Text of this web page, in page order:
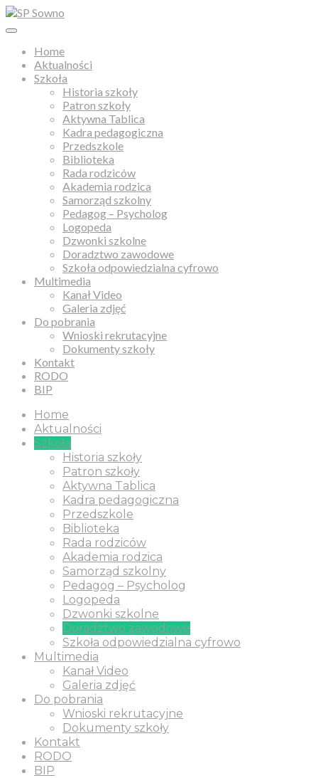
Home
Aktualności
Szkoła
Historia szkoły
Patron szkoły
Aktywna Tablica
Kadra pedagogiczna
Przedszkole
Biblioteka
Rada rodziców
Akademia rodzica
Samorząd szkolny
Pedagog – Psycholog
Logopeda
Dzwonki szkolne
Doradztwo zawodowe
Szkoła odpowiedzialna cyfrowo
Multimedia
Kanał Video
Galeria zdjęć
Do pobrania
Wnioski rekrutacyjne
Dokumenty szkoły
Kontakt
RODO
BIP
Home
Aktualności
Szkoła
Historia szkoły
Patron szkoły
Aktywna Tablica
Kadra pedagogiczna
Przedszkole
Biblioteka
Rada rodziców
Akademia rodzica
Samorząd szkolny
Pedagog – Psycholog
Logopeda
Dzwonki szkolne
Doradztwo zawodowe
Szkoła odpowiedzialna cyfrowo
Multimedia
Kanał Video
Galeria zdjęć
Do pobrania
Wnioski rekrutacyjne
Dokumenty szkoły
Kontakt
RODO
BIP